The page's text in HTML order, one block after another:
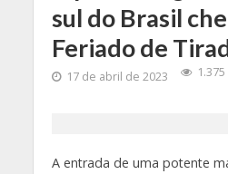
sul do Brasil
Feriado de
17 de abril de 2023
A entrada de uma potente